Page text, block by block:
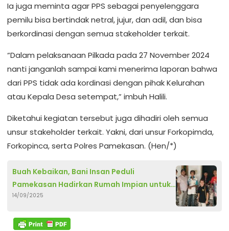
Ia juga meminta agar PPS sebagai penyelenggara
pemilu bisa bertindak netral, jujur, dan adil, dan bisa
berkordinasi dengan semua stakeholder terkait.
“Dalam pelaksanaan Pilkada pada 27 November 2024
nanti janganlah sampai kami menerima laporan bahwa
dari PPS tidak ada kordinasi dengan pihak Kelurahan
atau Kepala Desa setempat,” imbuh Halili.
Diketahui kegiatan tersebut juga dihadiri oleh semua
unsur stakeholder terkait. Yakni, dari unsur Forkopimda,
Forkopinca, serta Polres Pamekasan. (Hen/*)
Buah Kebaikan, Bani Insan Peduli
Pamekasan Hadirkan Rumah Impian untuk
Zainuddin
14/09/2025